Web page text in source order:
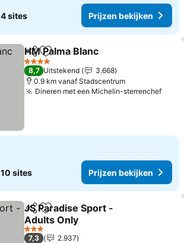
4 sites Prijzen bekijken
DelenToevoegen aan favorieten
HM Palma Blanc
4 Sterren
8,7 Uitstekend
3.668
0.9 km vanaf Stadscentrum
Dineren met een Michelin-sterrenchef
10 sites Prijzen bekijken
DelenToevoegen aan favorieten
JS Paradise Sport -
Adults Only
Prijzen bekijken
3 Sterren
7,3
2.937